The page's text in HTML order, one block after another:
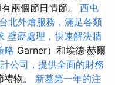
兩個節日情節。 西屯
台北外燴服務，滿足各類
壁癌處理，快速解決牆
略 Garner）和埃德·赫爾
公司，提供全面的財務
物。 新墓第一年的注